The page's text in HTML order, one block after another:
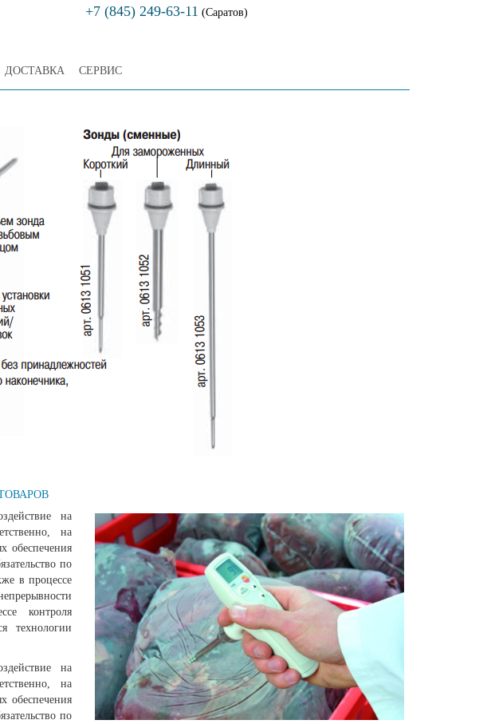
+7 (845) 249-63-11 (Саратов)
ДОСТАВКА СЕРВИС
на
на
обеспечения
по
в процессе
контроля
технологии
на
на
обеспечения
по